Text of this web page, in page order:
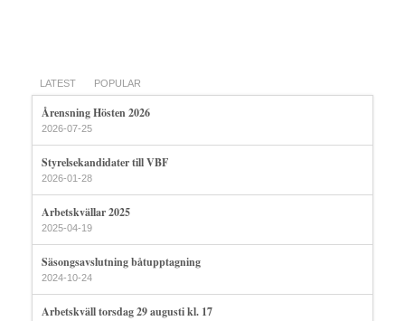
LATEST POPULAR
Årensning Hösten 2026
2026-07-25
Styrelsekandidater till VBF
2026-01-28
Arbetskvällar 2025
2025-04-19
Säsongsavslutning båtupptagning
2024-10-24
Arbetskväll torsdag 29 augusti kl. 17